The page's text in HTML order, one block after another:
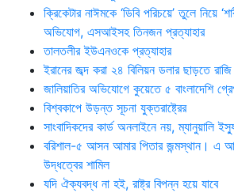
ক্রিকেটার নাঈমকে ‘ডিবি পরিচয়ে’ তুলে নিয়ে
অভিযোগ, এসআইসহ তিনজন প্রত্যাহার
তালতলীর ইউএনওকে প্রত্যাহার
ইরানের জব্দ করা ২৪ বিলিয়ন ডলার ছাড়তে রাজি
জালিয়াতির অভিযোগে কুয়েতে ৫ বাংলাদেশি
বিশ্বকাপে উড়ন্ত সূচনা যুক্তরাষ্ট্রের
সাংবাদিকদের কার্ড অনলাইনে নয়, ম্যানুয়ালি
বরিশাল-৫ আসন আমার পিতার জন্মস্থান। এ
উদ্ধত্বের শামিল
যদি ঐক্যবদ্ধ না হই, রাষ্ট্র বিপন্ন হয়ে যাবে